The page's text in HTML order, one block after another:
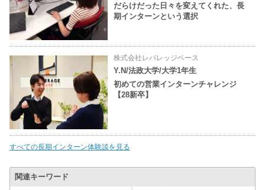
だらけだった日々を変えてくれた、長
期インターンという選択
株式会社レバレッジベース
Y.N/法政大学/大学1年生
初めての営業インターンチャレンジ
【28新卒】
すべての長期インターン体験談を見る
関連キーワード